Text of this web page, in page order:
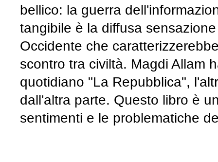
bellico: la guerra
tangibile è la diffusa
Occidente che
scontro tra civiltà. Magdi Allam
quotidiano "La Repubblica",
dall'altra parte. Questo libro è
sentimenti e le problematiche